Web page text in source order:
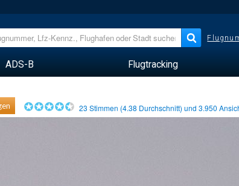
ADS-B Flugtracking
23 Stimmen (4.38 Durchschnitt) und3.950